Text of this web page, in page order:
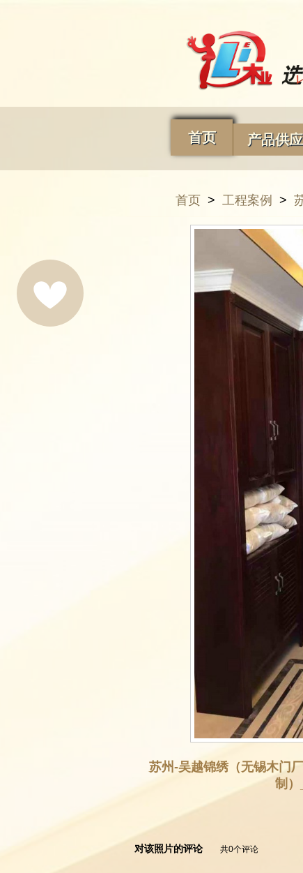
首页 产品供应
首页 > 工程案例 >
苏州-吴越锦绣（无锡木门
制）
对该照片的评论 共0个评论